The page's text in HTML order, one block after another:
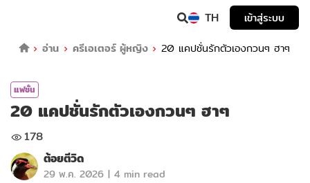
TH
เข้าสู่ระบบ
อ่าน
ครีเอเตอร์ ผู้หญิง 20 แคปชั่นรักตัวเองกวนๆ ฮาๆ
แฟชั่น
20 แคปชั่นรักตัวเองกวนๆ ฮาๆ
178
ต้อยตีวิด
29 พ.ค. 2026 | 4 min read